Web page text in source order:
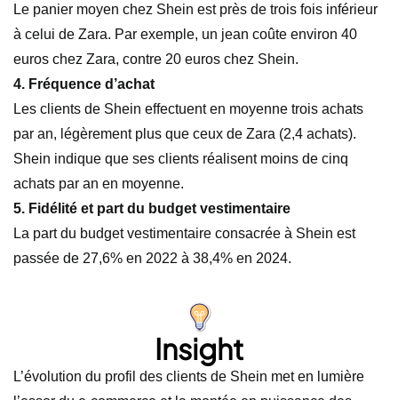
Le panier moyen chez Shein est près de trois fois inférieur
à celui de Zara. Par exemple, un jean coûte environ 40
euros chez Zara, contre 20 euros chez Shein.
4. Fréquence d’achat
Les clients de Shein effectuent en moyenne trois achats
par an, légèrement plus que ceux de Zara (2,4 achats).
Shein indique que ses clients réalisent moins de cinq
achats par an en moyenne.
5. Fidélité et part du budget vestimentaire
La part du budget vestimentaire consacrée à Shein est
passée de 27,6% en 2022 à 38,4% en 2024.
Insight
L’évolution du profil des clients de Shein met en lumière